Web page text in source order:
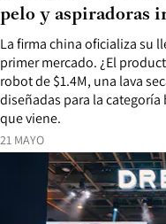
21 MAYO
La firma china oficializa su
primer mercado. ¿El
robot de $1.4M, una lava
diseñadas para la
que viene.
pelo y aspiradoras